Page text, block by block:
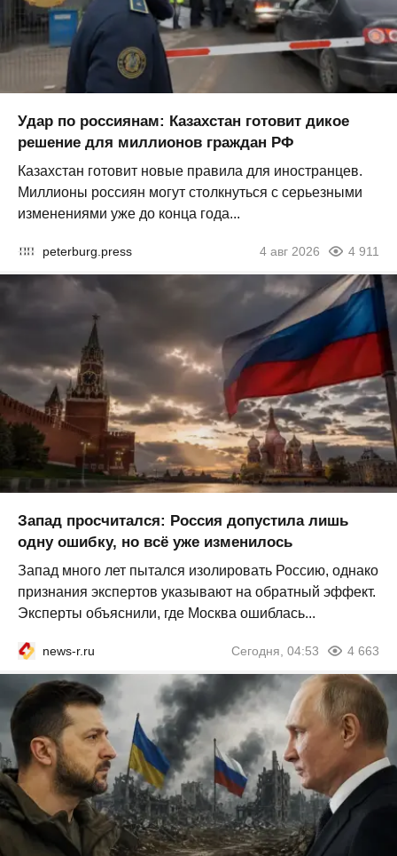
Удар по россиянам: Казахстан готовит дикое
решение для миллионов граждан РФ
Казахстан готовит новые правила для иностранцев.
Миллионы россиян могут столкнуться с серьезными
изменениями уже до конца года...
peterburg.press 4 авг 2026 4 911
Запад просчитался: Россия допустила лишь
одну ошибку, но всё уже изменилось
Запад много лет пытался изолировать Россию, однако
признания экспертов указывают на обратный эффект.
Эксперты объяснили, где Москва ошиблась...
news-r.ru Сегодня, 04:53 4 663